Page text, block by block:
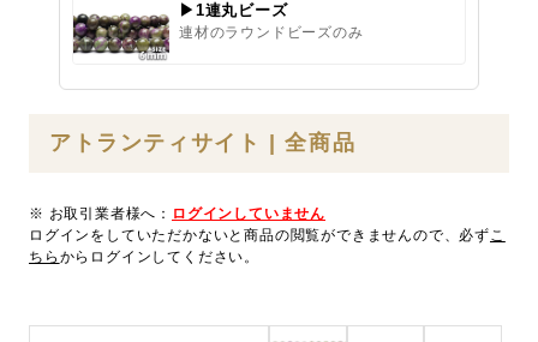
▶1連丸ビーズ
連材のラウンドビーズのみ
アトランティサイト | 全商品
※ お取引業者様へ： ログインしていません
ログインをしていただかないと商品の閲覧ができませんので、必ずこ
ちら からログインしてください。